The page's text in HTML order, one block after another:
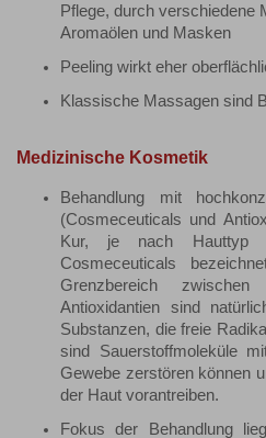
Pflege, durch verschiedene
Aromaölen und Masken
Peeling wirkt eher
Klassische Massagen sind
Medizinische Kosmetik
Behandlung mit
(Cosmeceuticals und
Kur, je nach Hauttyp
Cosmeceuticals
Grenzbereich
Antioxidantien sind
Substanzen, die freie
sind Sauerstoffmoleküle
Gewebe zerstören können
der Haut vorantreiben.
Fokus der Behandlung